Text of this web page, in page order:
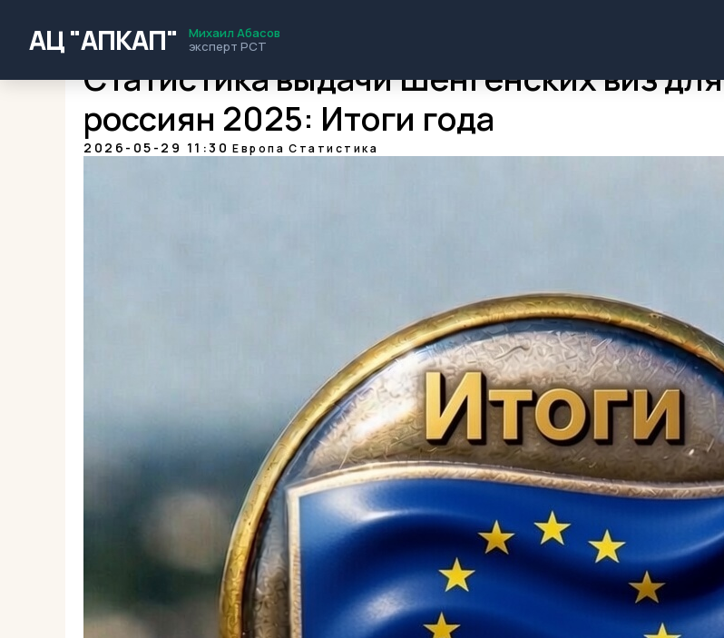
АЦ "АПКАП"
Михаил Абасов
эксперт РСТ
Статистика выдачи Шенгенских виз для
россиян 2025: Итоги года
2026-05-29 11:30 Европа Статистика